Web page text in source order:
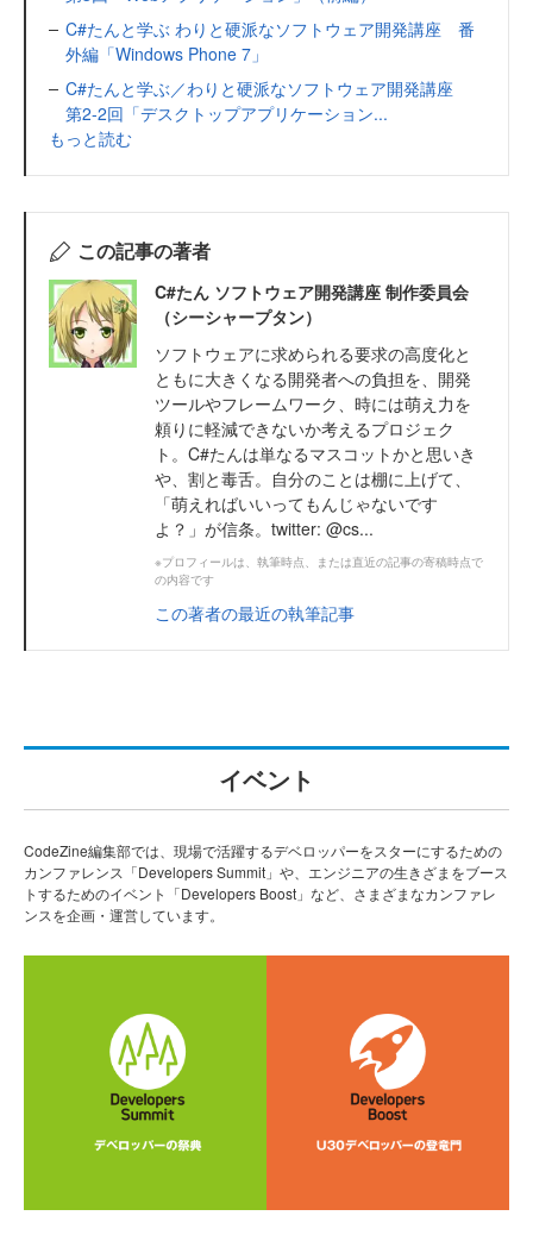
C#たんと学ぶ わりと硬派なソフトウェア開発講座 番
外編「Windows Phone 7」
C#たんと学ぶ／わりと硬派なソフトウェア開発講座
第2-2回「デスクトップアプリケーション...
もっと読む
この記事の著者
C#たん ソフトウェア開発講座 制作委員会
（シーシャープタン）
ソフトウェアに求められる要求の高度化と
ともに大きくなる開発者への負担を、開発
ツールやフレームワーク、時には萌え力を
頼りに軽減できないか考えるプロジェク
ト。C#たんは単なるマスコットかと思いき
や、割と毒舌。自分のことは棚に上げて、
「萌えればいいってもんじゃないです
よ？」が信条。twitter: @cs...
※プロフィールは、執筆時点、または直近の記事の寄稿時点で
の内容です
この著者の最近の執筆記事
イベント
CodeZine編集部では、現場で活躍するデベロッパーをスターにするための
カンファレンス「Developers Summit」や、エンジニアの生きざまをブース
トするためのイベント「Developers Boost」など、さまざまなカンファレ
ンスを企画・運営しています。